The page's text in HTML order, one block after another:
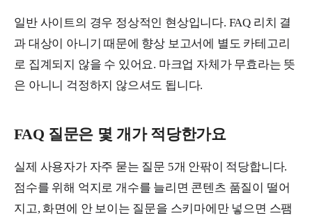
일반 사이트의 경우 정상적인 현상입니다. FAQ 리치 결
과 대상이 아니기 때문에 향상 보고서에 별도 카테고리
로 집계되지 않을 수 있어요. 마크업 자체가 무효라는 뜻
은 아니니 걱정하지 않으셔도 됩니다.
FAQ 질문은 몇 개가 적당한가요
실제 사용자가 자주 묻는 질문 5개 안팎이 적당합니다.
점수를 위해 억지로 개수를 늘리면 콘텐츠 품질이 떨어
지고, 화면에 안 보이는 질문을 스키마에만 넣으면 스팸